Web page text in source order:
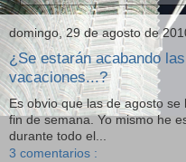
domingo, 29 de agosto de
¿Se estarán acabando las
vacaciones...?
Es obvio que las de agosto
fin de semana. Yo mismo he
durante todo el...
3 comentarios :